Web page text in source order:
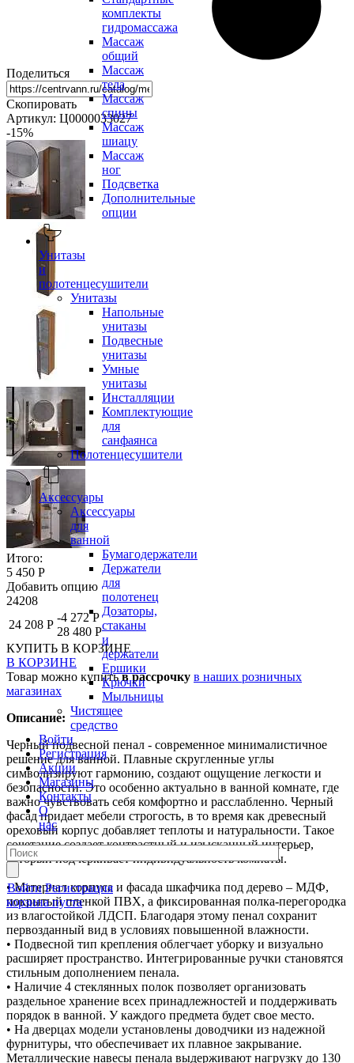
комплекты
гидромассажа
Массаж
общий
Массаж
тела
Массаж
спины
Массаж
шиацу
Массаж
ног
Подсветка
Дополнительные
опции
Унитазы
и
полотенцесушители
Унитазы
Напольные
унитазы
Подвесные
унитазы
Умные
унитазы
Инсталляции
Комплектующие
для
санфаянса
Полотенцесушители
Аксессуары
Аксессуары
для
ванной
Бумагодержатели
Держатели
для
полотенец
Дозаторы,
стаканы
и
держатели
Ершики
Крючки
Мыльницы
Чистящее
средство
Войти
Регистрация
Акции
Магазины
Контакты
О
нас
Войти Регистрация
корзина пуста
Поделиться
Скопировать
Артикул: Ц0000033027
-15%
Итого:
5 450 Р
Добавить опцию
24208
24 208 Р
-4 272 Р
28 480 Р
КУПИТЬ В КОРЗИНЕ
В КОРЗИНЕ
Товар можно купитьв рассрочку в наших розничных
магазинах
Описание:
Черный подвесной пенал - современное минималистичное
решение для ванной. Плавные скругленные углы
символизируют гармонию, создают ощущение легкости и
безопасности. Это особенно актуально в ванной комнате, где
важно чувствовать себя комфортно и расслабленно. Черный
фасад придает мебели строгость, в то время как древесный
ореховый корпус добавляет теплоты и натуральности. Такое
сочетание создает контрастный и изысканный интерьер,
который подчеркивает индивидуальность комнаты.
• Материал корпуса и фасада шкафчика под дерево – МДФ,
покрытый пленкой ПВХ, а фиксированная полка-перегородка
из влагостойкой ЛДСП. Благодаря этому пенал сохранит
первозданный вид в условиях повышенной влажности.
• Подвесной тип крепления облегчает уборку и визуально
расширяет пространство. Интегрированные ручки становятся
стильным дополнением пенала.
• Наличие 4 стеклянных полок позволяет организовать
раздельное хранение всех принадлежностей и поддерживать
порядок в ванной. У каждого предмета будет свое место.
• На дверцах модели установлены доводчики из надежной
фурнитуры, что обеспечивает их плавное закрывание.
Металлические навесы пенала выдерживают нагрузку до 130